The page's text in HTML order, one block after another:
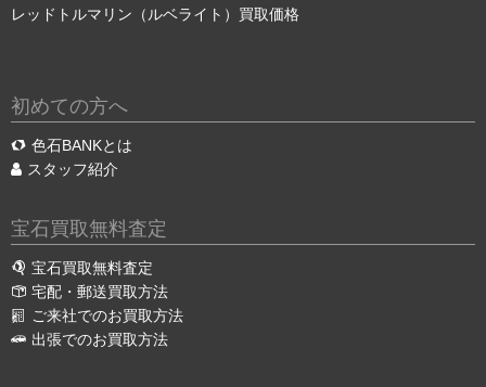
レッドトルマリン（ルベライト）買取価格
初めての方へ
色石BANKとは
スタッフ紹介
宝石買取無料査定
宝石買取無料査定
宅配・郵送買取方法
ご来社でのお買取方法
出張でのお買取方法